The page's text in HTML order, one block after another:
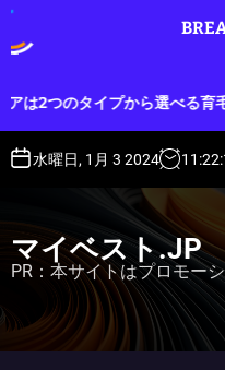
o
べる育毛剤 ルルシ
水曜日, 1月 3 2024 11 :22:
マイベスト.JP
PR：本サイトはプロモー